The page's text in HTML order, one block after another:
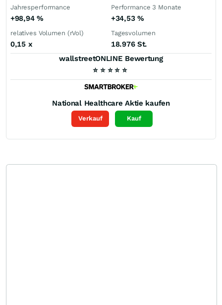
Jahresperformance
+98,94 %
Performance 3 Monate
+34,53 %
relatives Volumen (rVol)
0,15 x
Tagesvolumen
18.976 St.
wallstreetONLINE Bewertung
⭐ ⭐ ⭐ ⭐ ⭐
National Healthcare Aktie kaufen
Verkauf Kauf